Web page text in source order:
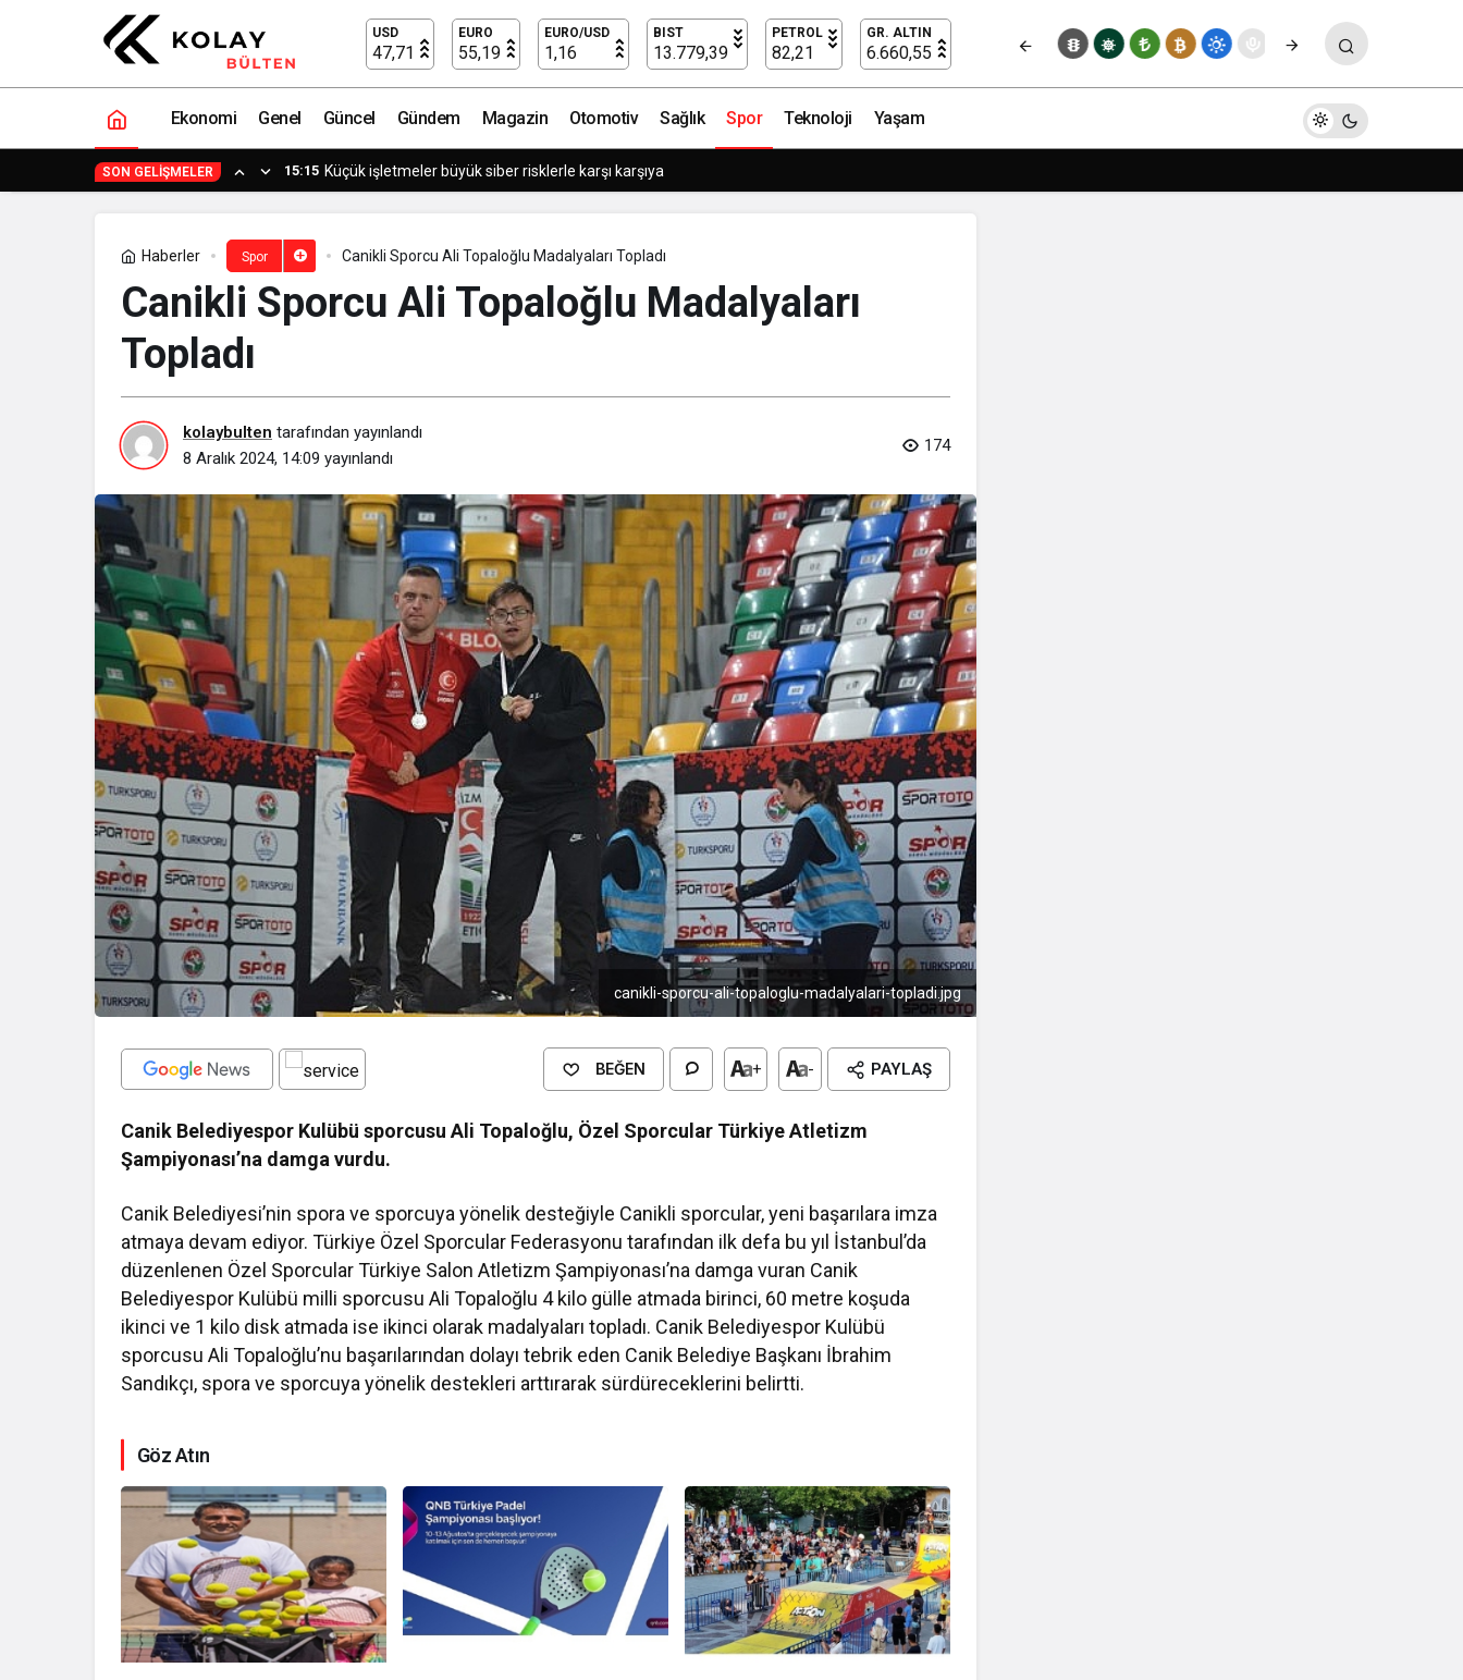
USD
47,71
EURO
55,19
EURO/USD
1,16
BIST
13.779,39
PETROL
82,21
GR. ALTIN
6.660,55
Ekonomi Genel Güncel Gündem Magazin Otomotiv Sağlık Spor Teknoloji Yaşam
SON GELIŞMELER 15:15 Küçük işletmeler büyük siber risklerle karşı karşıya
Haberler Spor Canikli Sporcu Ali Topaloğlu Madalyaları Topladı
Canikli Sporcu Ali Topaloğlu Madalyaları
Topladı
kolaybulten tarafından yayınlandı
8 Aralık 2024, 14:09 yayınlandı
174
canikli-sporcu-ali-topaloglu-madalyalari-topladi.jpg
BEĞEN + - PAYLAŞ
Canik Belediyespor Kulübü sporcusu Ali Topaloğlu, Özel Sporcular Türkiye Atletizm
Şampiyonası’na damga vurdu.
Canik Belediyesi’nin spora ve sporcuya yönelik desteğiyle Canikli sporcular, yeni başarılara imza
atmaya devam ediyor. Türkiye Özel Sporcular Federasyonu tarafından ilk defa bu yıl İstanbul’da
düzenlenen Özel Sporcular Türkiye Salon Atletizm Şampiyonası’na damga vuran Canik
Belediyespor Kulübü milli sporcusu Ali Topaloğlu 4 kilo gülle atmada birinci, 60 metre koşuda
ikinci ve 1 kilo disk atmada ise ikinci olarak madalyaları topladı. Canik Belediyespor Kulübü
sporcusu Ali Topaloğlu’nu başarılarından dolayı tebrik eden Canik Belediye Başkanı İbrahim
Sandıkçı, spora ve sporcuya yönelik destekleri arttırarak sürdüreceklerini belirtti.
Göz Atın
Gürespor, şampiyonluk yolunda namağlup ilerliyor Yorum Yap Paylaş